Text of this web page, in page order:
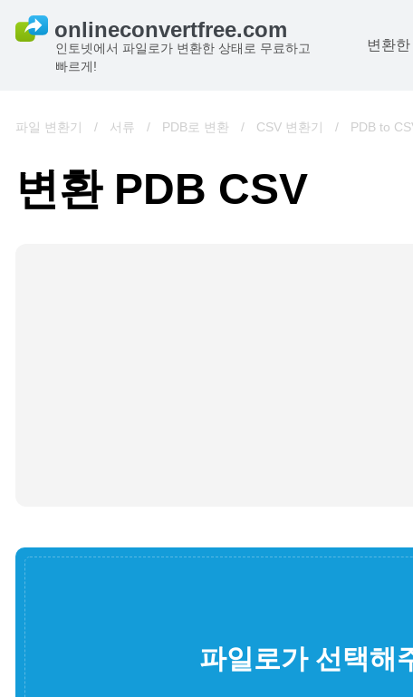
인토넷에서 파일로가 변환한 상태로 무료하고
빠르게!
변환
파일 변환기 / 서류 / PDB로 변환 / CSV 변환기 / PDB to
변환 PDB CSV
파일로가 선택해